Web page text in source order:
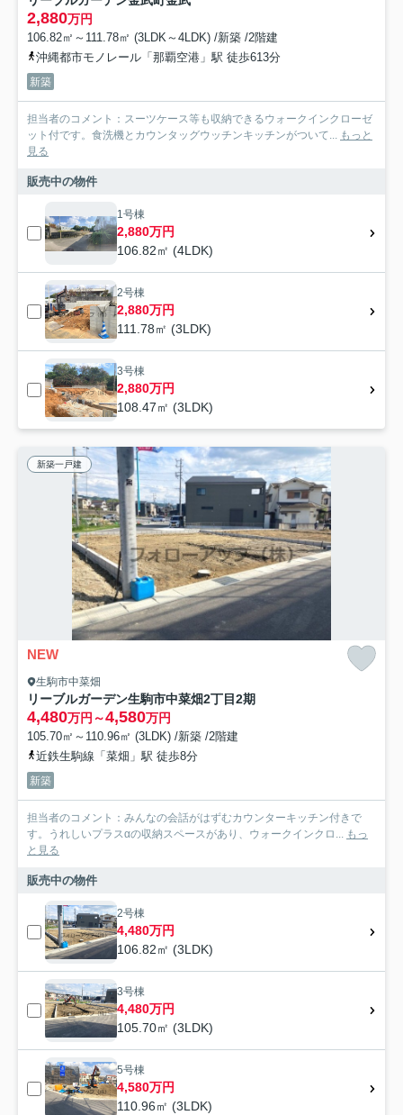
2,880万円
106.82㎡～111.78㎡ (3LDK～4LDK) /新築 /2階建
沖縄都市モノレール「那覇空港」駅 徒歩613分
新築
担当者のコメント：スーツケース等も収納できるウォークインクローゼ
ット付です。食洗機とカウンタッグウッチンキッチンがついて... もっと
見る
販売中の物件
1号棟
2,880万円
106.82㎡ (4LDK)
2号棟
2,880万円
111.78㎡ (3LDK)
3号棟
2,880万円
108.47㎡ (3LDK)
新築一戸建
NEW
生駒市中菜畑
リーブルガーデン生駒市中菜畑2丁目2期
4,480万円～4,580万円
105.70㎡～110.96㎡ (3LDK) /新築 /2階建
近鉄生駒線「菜畑」駅 徒歩8分
新築
担当者のコメント：みんなの会話がはずむカウンターキッチン付きで
す。うれしいプラスαの収納スペースがあり、ウォークインクロ... もっ
と見る
販売中の物件
2号棟
4,480万円
106.82㎡ (3LDK)
3号棟
4,480万円
105.70㎡ (3LDK)
5号棟
4,580万円
110.96㎡ (3LDK)